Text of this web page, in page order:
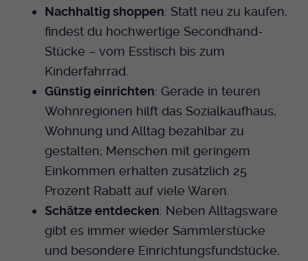
Nachhaltig shoppen: Statt neu zu kaufen,
findest du hochwertige Secondhand-
Stücke – vom Esstisch bis zum
Kinderfahrrad.
Günstig einrichten: Gerade in teuren
Wohnregionen hilft das Sozialkaufhaus,
Wohnung und Alltag bezahlbar zu
gestalten; Menschen mit geringem
Einkommen erhalten zusätzlich 25
Prozent Rabatt auf viele Waren.
Schätze entdecken: Neben Alltagsware
gibt es immer wieder Sammlerstücke
und besondere Einrichtungsfundstücke,